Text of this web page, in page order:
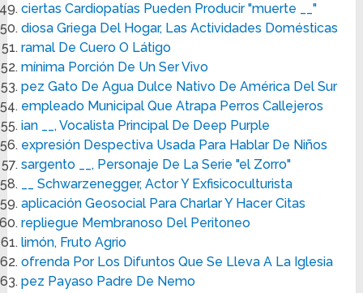
ciertas Cardiopatías Pueden Producir "muerte __"
diosa Griega Del Hogar, Las Actividades Domésticas
ramal De Cuero O Látigo
mínima Porción De Un Ser Vivo
pez Gato De Agua Dulce Nativo De América Del Sur
empleado Municipal Que Atrapa Perros Callejeros
ian __, Vocalista Principal De Deep Purple
expresión Despectiva Usada Para Hablar De Niños
sargento __, Personaje De La Serie "el Zorro"
__ Schwarzenegger, Actor Y Exfisicoculturista
aplicación Geosocial Para Charlar Y Hacer Citas
repliegue Membranoso Del Peritoneo
limón, Fruto Agrio
ofrenda Por Los Difuntos Que Se Lleva A La Iglesia
pez Payaso Padre De Nemo